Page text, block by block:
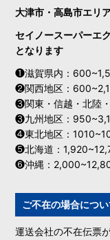
大津市・高島市エリ
セイノースーパーエ
となります
❶滋賀県内：
❷関西地区：
❸関東・信越・北陸
❸九州地区：
❹東北地区：
❺北海道：
❻沖縄：
ご不在の場合につい
運送会社の不在伝票